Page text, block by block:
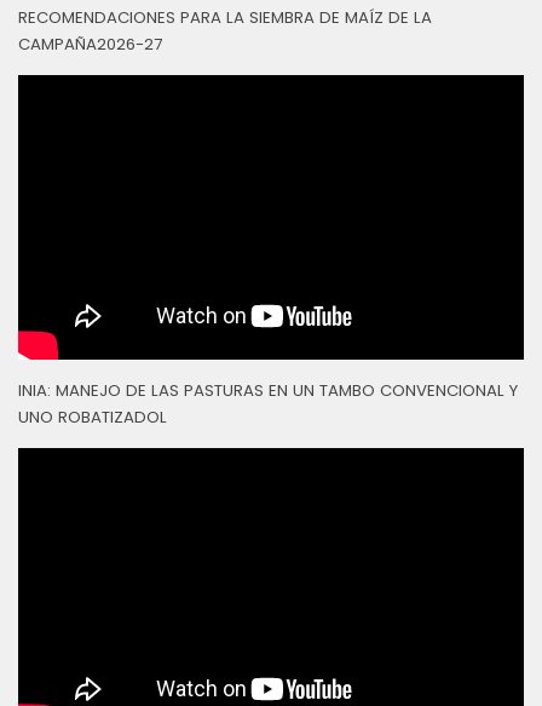
RECOMENDACIONES PARA LA SIEMBRA DE MAÍZ DE LA
CAMPAÑA2026-27
INIA: MANEJO DE LAS PASTURAS EN UN TAMBO CONVENCIONAL Y
UNO ROBATIZADOL